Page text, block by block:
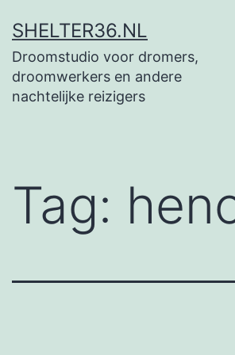
naar
de
inhoud
SHELTER36.NL
Droomstudio voor dromers,
droomwerkers en andere
nachtelijke reizigers
Tag: